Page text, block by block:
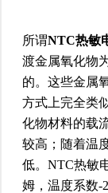
所谓NTC热敏
渡金属氧化物
的。这些金属
方式上完全类
化物材料的载
较高；随着温
低。NTC热敏
姆，温度系数-